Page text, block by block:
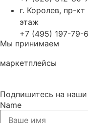
г. Королев, пр-
этаж
+7 (495) 197-79-
Мы принимаем
маркетплейсы
Подпишитесь на
Name